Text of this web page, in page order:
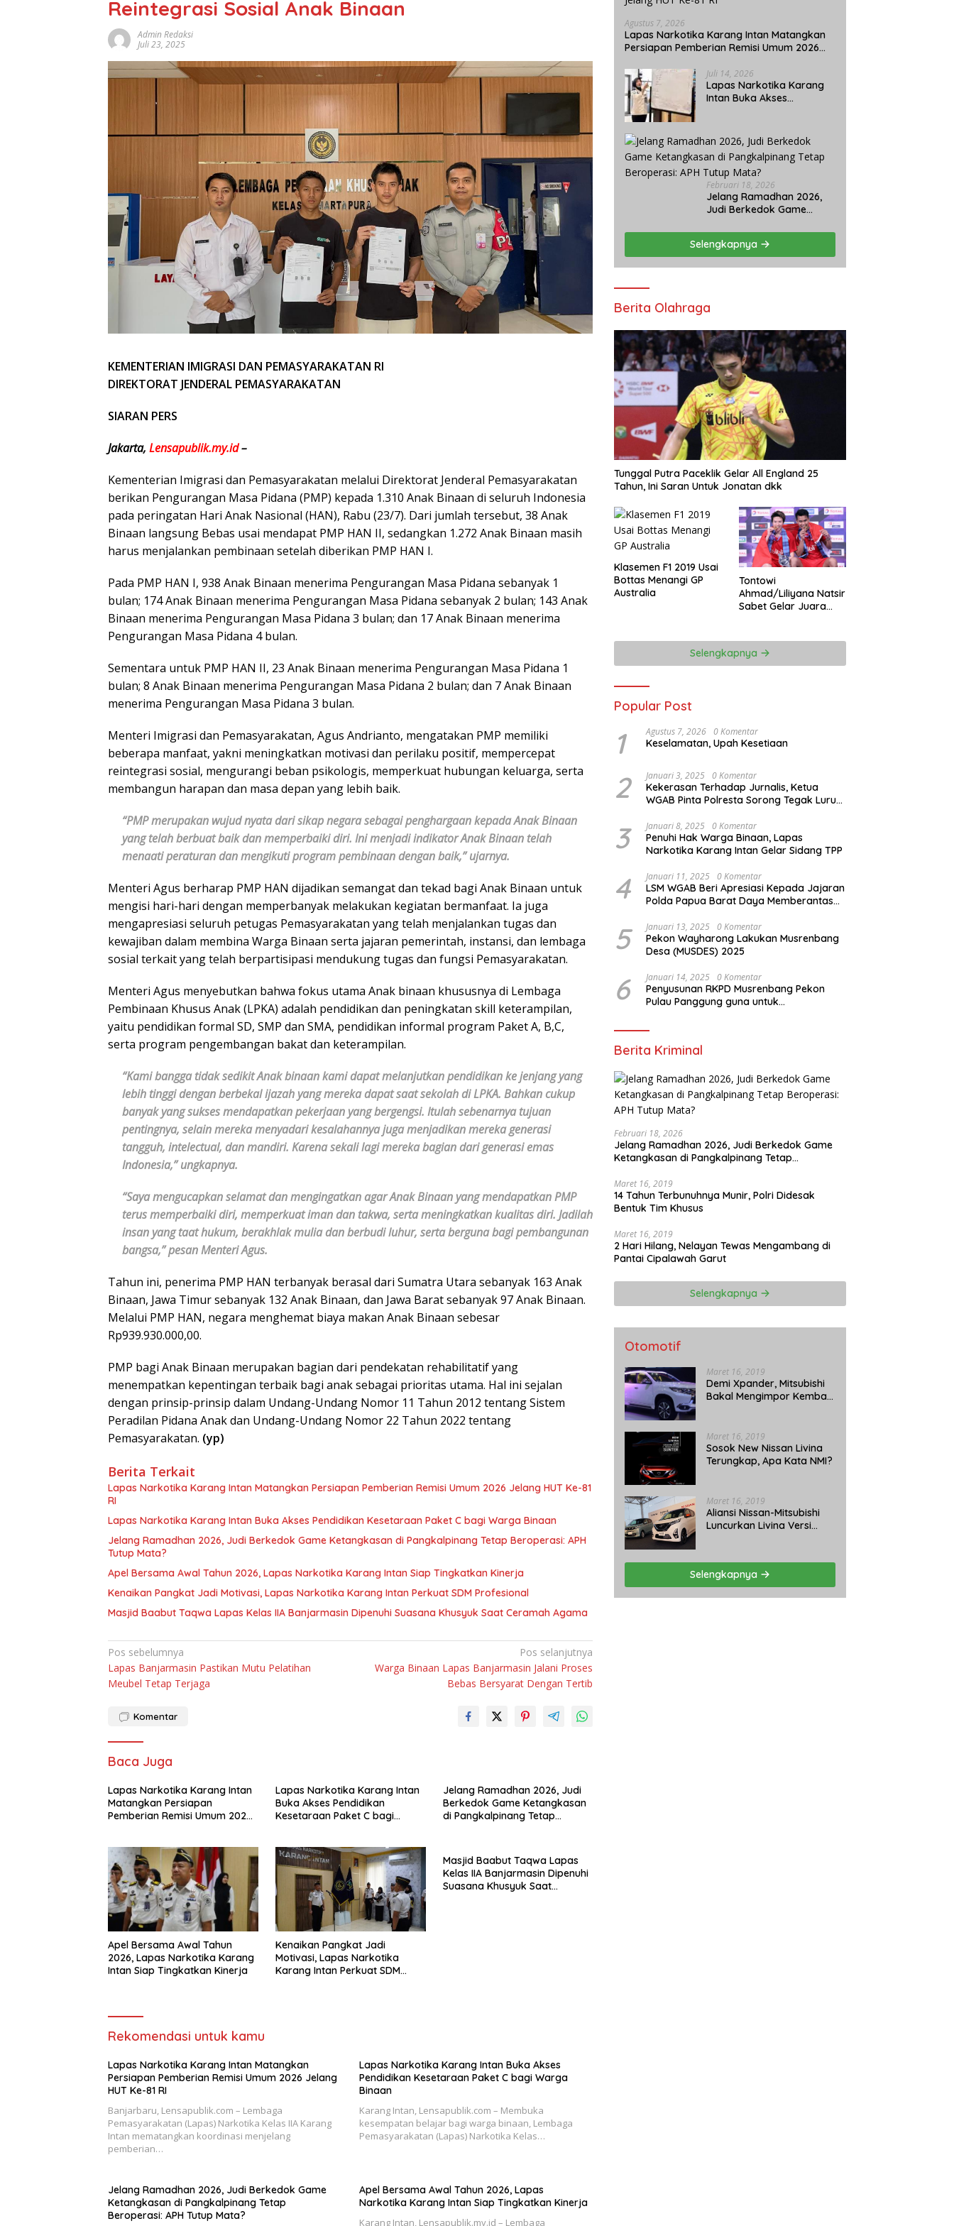
Reintegrasi Sosial Anak Binaan
Admin Redaksi
Juli 23, 2025
KEMENTERIAN IMIGRASI DAN PEMASYARAKATAN RI
DIREKTORAT JENDERAL PEMASYARAKATAN
SIARAN PERS
Jakarta, Lensapublik.my.id–
Kementerian Imigrasi dan Pemasyarakatan melalui Direktorat Jenderal Pemasyarakatan
berikan Pengurangan Masa Pidana (PMP) kepada 1.310 Anak Binaan di seluruh Indonesia
pada peringatan Hari Anak Nasional (HAN), Rabu (23/7). Dari jumlah tersebut, 38 Anak
Binaan langsung Bebas usai mendapat PMP HAN II, sedangkan 1.272 Anak Binaan masih
harus menjalankan pembinaan setelah diberikan PMP HAN I.
Pada PMP HAN I, 938 Anak Binaan menerima Pengurangan Masa Pidana sebanyak 1
bulan; 174 Anak Binaan menerima Pengurangan Masa Pidana sebanyak 2 bulan; 143 Anak
Binaan menerima Pengurangan Masa Pidana 3 bulan; dan 17 Anak Binaan menerima
Pengurangan Masa Pidana 4 bulan.
Sementara untuk PMP HAN II, 23 Anak Binaan menerima Pengurangan Masa Pidana 1
bulan; 8 Anak Binaan menerima Pengurangan Masa Pidana 2 bulan; dan 7 Anak Binaan
menerima Pengurangan Masa Pidana 3 bulan.
Menteri Imigrasi dan Pemasyarakatan, Agus Andrianto, mengatakan PMP memiliki
beberapa manfaat, yakni meningkatkan motivasi dan perilaku positif, mempercepat
reintegrasi sosial, mengurangi beban psikologis, memperkuat hubungan keluarga, serta
membangun harapan dan masa depan yang lebih baik.
“PMP merupakan wujud nyata dari sikap negara sebagai penghargaan kepada Anak Binaan
yang telah berbuat baik dan memperbaiki diri. Ini menjadi indikator Anak Binaan telah
menaati peraturan dan mengikuti program pembinaan dengan baik,” ujarnya.
Menteri Agus berharap PMP HAN dijadikan semangat dan tekad bagi Anak Binaan untuk
mengisi hari-hari dengan memperbanyak melakukan kegiatan bermanfaat. Ia juga
mengapresiasi seluruh petugas Pemasyarakatan yang telah menjalankan tugas dan
kewajiban dalam membina Warga Binaan serta jajaran pemerintah, instansi, dan lembaga
sosial terkait yang telah berpartisipasi mendukung tugas dan fungsi Pemasyarakatan.
Menteri Agus menyebutkan bahwa fokus utama Anak binaan khususnya di Lembaga
Pembinaan Khusus Anak (LPKA) adalah pendidikan dan peningkatan skill keterampilan,
yaitu pendidikan formal SD, SMP dan SMA, pendidikan informal program Paket A, B,C,
serta program pengembangan bakat dan keterampilan.
“Kami bangga tidak sedikit Anak binaan kami dapat melanjutkan pendidikan ke jenjang yang
lebih tinggi dengan berbekal ijazah yang mereka dapat saat sekolah di LPKA. Bahkan cukup
banyak yang sukses mendapatkan pekerjaan yang bergengsi. Itulah sebenarnya tujuan
pentingnya, selain mereka menyadari kesalahannya juga menjadikan mereka generasi
tangguh, intelectual, dan mandiri. Karena sekali lagi mereka bagian dari generasi emas
Indonesia,” ungkapnya.
“Saya mengucapkan selamat dan mengingatkan agar Anak Binaan yang mendapatkan PMP
terus memperbaiki diri, memperkuat iman dan takwa, serta meningkatkan kualitas diri. Jadilah
insan yang taat hukum, berakhlak mulia dan berbudi luhur, serta berguna bagi pembangunan
bangsa,” pesan Menteri Agus.
Tahun ini, penerima PMP HAN terbanyak berasal dari Sumatra Utara sebanyak 163 Anak
Binaan, Jawa Timur sebanyak 132 Anak Binaan, dan Jawa Barat sebanyak 97 Anak Binaan.
Melalui PMP HAN, negara menghemat biaya makan Anak Binaan sebesar
Rp939.930.000,00.
PMP bagi Anak Binaan merupakan bagian dari pendekatan rehabilitatif yang
menempatkan kepentingan terbaik bagi anak sebagai prioritas utama. Hal ini sejalan
dengan prinsip-prinsip dalam Undang-Undang Nomor 11 Tahun 2012 tentang Sistem
Peradilan Pidana Anak dan Undang-Undang Nomor 22 Tahun 2022 tentang
Pemasyarakatan. (yp)
Berita Terkait
Lapas Narkotika Karang Intan Matangkan Persiapan Pemberian Remisi Umum 2026 Jelang HUT Ke-81
RI
Lapas Narkotika Karang Intan Buka Akses Pendidikan Kesetaraan Paket C bagi Warga Binaan
Jelang Ramadhan 2026, Judi Berkedok Game Ketangkasan di Pangkalpinang Tetap Beroperasi: APH
Tutup Mata?
Apel Bersama Awal Tahun 2026, Lapas Narkotika Karang Intan Siap Tingkatkan Kinerja
Kenaikan Pangkat Jadi Motivasi, Lapas Narkotika Karang Intan Perkuat SDM Profesional
Masjid Baabut Taqwa Lapas Kelas IIA Banjarmasin Dipenuhi Suasana Khusyuk Saat Ceramah Agama
Navigasi
pos
Pos sebelumnya
Lapas Banjarmasin Pastikan Mutu Pelatihan
Meubel Tetap Terjaga
Pos selanjutnya
Warga Binaan Lapas Banjarmasin Jalani Proses
Bebas Bersyarat Dengan Tertib
Komentar
Baca Juga
Lapas Narkotika Karang Intan
Matangkan Persiapan
Pemberian Remisi Umum 2026
Lapas Narkotika Karang Intan
Buka Akses Pendidikan
Kesetaraan Paket C bagi
Jelang Ramadhan 2026, Judi
Berkedok Game Ketangkasan
di Pangkalpinang Tetap
Apel Bersama Awal Tahun
2026, Lapas Narkotika Karang
Intan Siap Tingkatkan Kinerja
Kenaikan Pangkat Jadi
Motivasi, Lapas Narkotika
Karang Intan Perkuat SDM
Masjid Baabut Taqwa Lapas
Kelas IIA Banjarmasin Dipenuhi
Suasana Khusyuk Saat
Rekomendasi untuk kamu
Lapas Narkotika Karang Intan Matangkan
Persiapan Pemberian Remisi Umum 2026 Jelang
HUT Ke-81 RI
Banjarbaru, Lensapublik.com – Lembaga
Pemasyarakatan (Lapas) Narkotika Kelas IIA Karang
Intan mematangkan koordinasi menjelang
pemberian…
Lapas Narkotika Karang Intan Buka Akses
Pendidikan Kesetaraan Paket C bagi Warga
Binaan
Karang Intan, Lensapublik.com – Membuka
kesempatan belajar bagi warga binaan, Lembaga
Pemasyarakatan (Lapas) Narkotika Kelas…
Jelang Ramadhan 2026, Judi Berkedok Game
Ketangkasan di Pangkalpinang Tetap
Beroperasi: APH Tutup Mata?
Apel Bersama Awal Tahun 2026, Lapas
Narkotika Karang Intan Siap Tingkatkan Kinerja
Karang Intan, Lensapublik.my.id – Lembaga
Agustus 7, 2026
Lapas Narkotika Karang Intan Matangkan
Persiapan Pemberian Remisi Umum 2026
Juli 14, 2026
Lapas Narkotika Karang
Intan Buka Akses
Binaan
Februari 18, 2026
Jelang Ramadhan 2026,
Judi Berkedok Game
Pangkalpinang Tetap
Beroperasi: APH Tutup
Mata?
Selengkapnya
Berita Olahraga
Tunggal Putra Paceklik Gelar All England 25
Tahun, Ini Saran Untuk Jonatan dkk
Klasemen F1 2019 Usai
Bottas Menangi GP
Australia
Tontowi
Ahmad/Liliyana Natsir
Sabet Gelar Juara
Selengkapnya
Popular Post
1 Agustus 7, 2026 0 Komentar
Keselamatan, Upah Kesetiaan
2 Januari 3, 2025 0 Komentar
Kekerasan Terhadap Jurnalis, Ketua
WGAB Pinta Polresta Sorong Tegak Lurus
3 Januari 8, 2025 0 Komentar
Penuhi Hak Warga Binaan, Lapas
Narkotika Karang Intan Gelar Sidang TPP
4 Januari 11, 2025 0 Komentar
LSM WGAB Beri Apresiasi Kepada Jajaran
Polda Papua Barat Daya Memberantas
Mining
5 Januari 13, 2025 0 Komentar
Pekon Wayharong Lakukan Musrenbang
Desa (MUSDES) 2025
6 Januari 14, 2025 0 Komentar
Penyusunan RKPD Musrenbang Pekon
Pulau Panggung guna untuk
2026
Berita Kriminal
Februari 18, 2026
Jelang Ramadhan 2026, Judi Berkedok Game
Ketangkasan di Pangkalpinang Tetap
Maret 16, 2019
14 Tahun Terbunuhnya Munir, Polri Didesak
Bentuk Tim Khusus
Maret 16, 2019
2 Hari Hilang, Nelayan Tewas Mengambang di
Pantai Cipalawah Garut
Selengkapnya
Otomotif
Maret 16, 2019
Demi Xpander, Mitsubishi
Bakal Mengimpor Kembali
Maret 16, 2019
Sosok New Nissan Livina
Terungkap, Apa Kata NMI?
Maret 16, 2019
Aliansi Nissan-Mitsubishi
Luncurkan Livina Versi
Selengkapnya